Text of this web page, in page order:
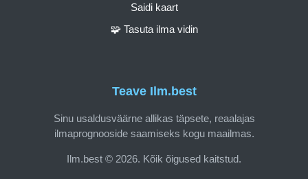
Teave Ilm.best
Sinu usaldusväärne allikas täpsete, reaalajas
ilmaprognooside saamiseks kogu maailmas.
Ilm.best © 2026. Kõik õigused kaitstud.
Saidi kaart
🧩 Tasuta ilma vidin